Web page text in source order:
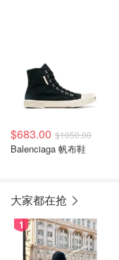
$683.00 $1050.00
Balenciaga 帆布鞋
大家都在抢
1